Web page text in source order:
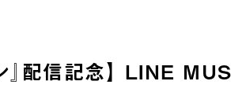
配信記念】 LINE